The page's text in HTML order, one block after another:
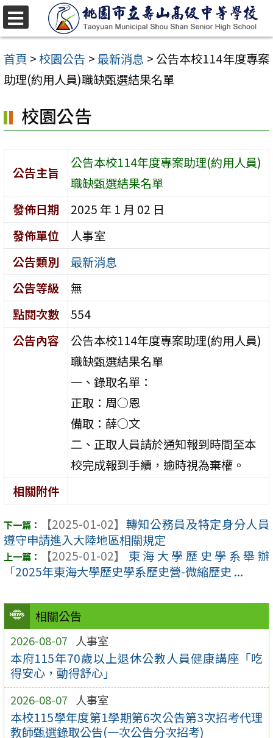
跳
至
主
要
容
區
首頁 >校園公告 >最新消息 > 公告本校114年度專案
助理(約用人員)職缺甄選結果名單
相關公告
2026-08-07 人事室
本府115年70歲以上退休公教人員健康講座「吃
得安心，動得舒心」
2026-08-07 人事室
本校115學年度第1學期第6次公告第3次招考代理
教師甄選錄取公告(一次公告分次招考)
校園公告
公告主旨
公告本校114年度專案助理(約用人員)
職缺甄選結果名單
發佈日期
2025 年 1 月 02 日
發佈單位
人事室
公告類別
最新消息
公告等級
無
點閱次數
554
公告內容
公告本校114年度專案助理(約用人員)
職缺甄選結果名單
一、錄取名單：
正取：周○恩
備取：薛○文
二、正取人員請於通知報到時間至本
校完成報到手續，逾時視為棄權。
相關附件
【2025-01-02】 轉知公務員及特定身分人員
遵守申請進入大陸地區相關規定
【2025-01-02】
東海大學歷史學系舉辦
「2025年東海大學歷史學系歷史營-微縮歷史 ...
選
單